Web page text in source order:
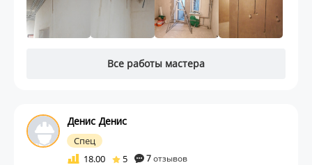
Все работы мастера
Денис Денис
Спец
18.00
5 7отзывов